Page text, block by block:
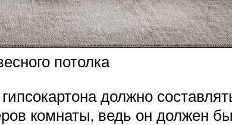
потолка
должно
комнаты, ведь он должен